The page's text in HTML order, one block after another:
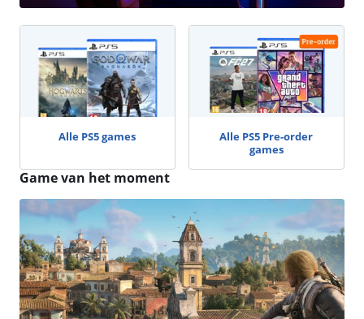
Alle PS5 games
Alle PS5 Pre-order
games
Game van het moment